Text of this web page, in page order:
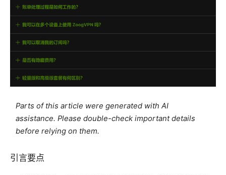
Parts of this article were generated with AI
assistance. Please double-check important details
before relying on them.
引言要点